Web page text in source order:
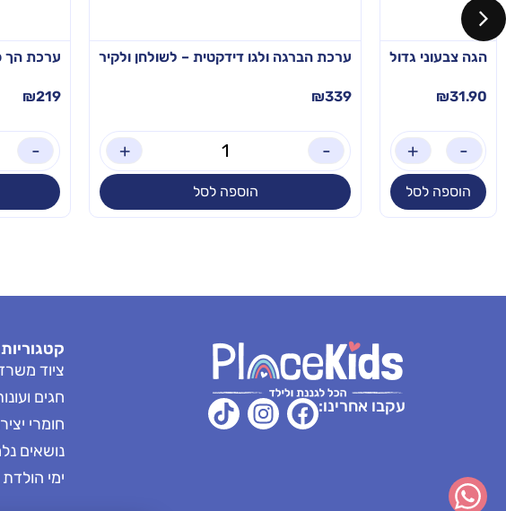
הגה צבעוני גדול
₪31.90
-
+
הוספה לסל
ערכת הברגה ולגו דידקטית – לשולחן ולקיר
₪339
-
+
הוספה לסל
ערכת הך
₪219
-
עקבו אחרינו:
ציוד
חגים
חומרי
נושאים
ימי הולדת